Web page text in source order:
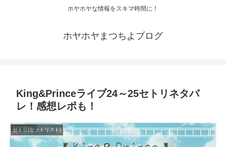
ホヤホヤな情報をスキマ時間に！
ホヤホヤまつちよブログ
King&Princeライブ24～25セトリネタバ
レ！感想レポも！
セトリ(セットリスト)